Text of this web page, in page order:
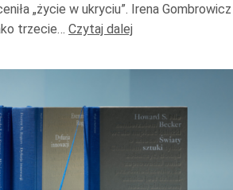
„życie w ukryciu”. Irena Gombrowicz
trzecie… Czytaj dalej